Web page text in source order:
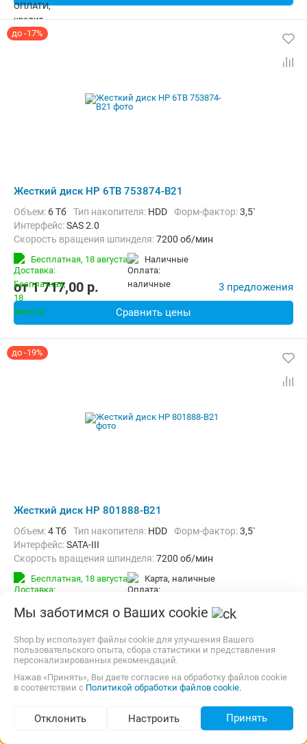
Подбор по параметрам (437)
до -17%
Жесткий диск HP 6TB 753874-B21
Объем: 6 Тб Тип накопителя: HDD Форм-фактор:3,5`
Интерфейс:SAS 2.0
Скорость вращения шпинделя:7200 об/мин
Бесплатная, 18 августа наличные
от1 717,00 p. 3 предложения
Сравнить цены
до -19%
Жесткий диск HP 801888-B21
Объем:4 Тб Тип накопителя: HDD Форм-фактор:3,5`
Интерфейс:SATA-III
Скорость вращения шпинделя:7200 об/мин
Бесплатная, 18 августа карта, наличные
от 1 727,00p. 5 предложений
до -19%
Мы заботимся о Ваших cookie
Shop.by использует файлы cookie для улучшения Вашего
пользовательского опыта, сбора статистики и представления
персонализированных рекомендаций.
Нажав «Принять», Вы даете согласие на обработку файлов cookie
в соответствии с Политикой обработки файлов cookie.
Отклонить Настроить Принять